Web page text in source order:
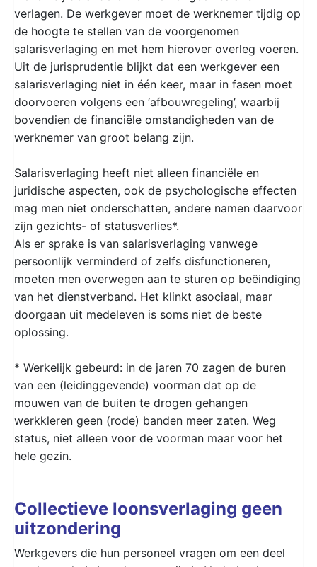
verlagen. De werkgever moet de werknemer tijdig op
de hoogte te stellen van de voorgenomen
salarisverlaging en met hem hierover overleg voeren.
Uit de jurisprudentie blijkt dat een werkgever een
salarisverlaging niet in één keer, maar in fasen moet
doorvoeren volgens een ‘afbouwregeling’, waarbij
bovendien de financiële omstandigheden van de
werknemer van groot belang zijn.
Salarisverlaging heeft niet alleen financiële en
juridische aspecten, ook de psychologische effecten
mag men niet onderschatten, andere namen daarvoor
zijn gezichts- of statusverlies*.
Als er sprake is van salarisverlaging vanwege
persoonlijk verminderd of zelfs disfunctioneren,
moeten men overwegen aan te sturen op beëindiging
van het dienstverband. Het klinkt asociaal, maar
doorgaan uit medeleven is soms niet de beste
oplossing.
* Werkelijk gebeurd: in de jaren 70 zagen de buren
van een (leidinggevende) voorman dat op de
mouwen van de buiten te drogen gehangen
werkkleren geen (rode) banden meer zaten. Weg
status, niet alleen voor de voorman maar voor het
hele gezin.
Collectieve loonsverlaging geen
uitzondering
Werkgevers die hun personeel vragen om een deel